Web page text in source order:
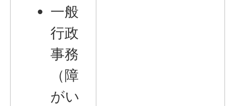
一般
行政
事務
（障
がい